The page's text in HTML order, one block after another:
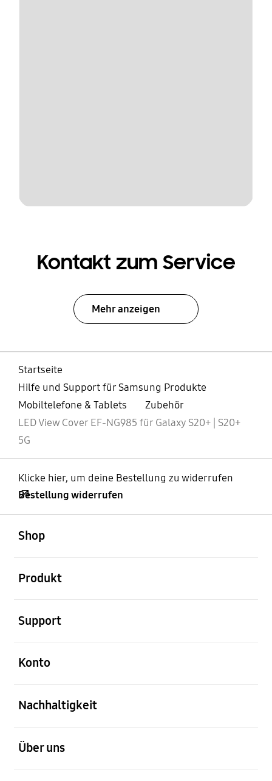
Kontakt zum Service
Mehr anzeigen
Startseite
Hilfe und Support für Samsung Produkte
Mobiltelefone & Tablets
Zubehör
LED View Cover EF-NG985 für Galaxy S20+ | S20+
5G
Klicke hier, um deine Bestellung zu widerrufen
Bestellung widerrufen
Shop
Produkt
Support
Konto
Nachhaltigkeit
Über uns